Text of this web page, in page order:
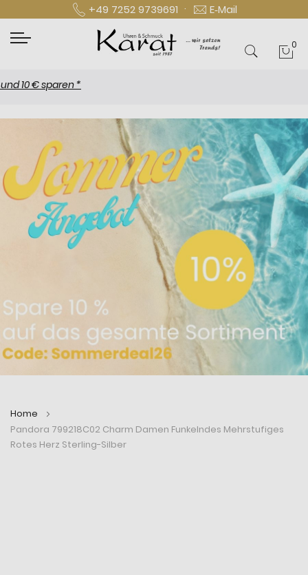
+49 7252 9739691 · E‑Mail
0
€ sparen *
Home
Pandora 799218C02 Charm Damen Funkelndes Mehrstufiges
Rotes Herz Sterling-Silber